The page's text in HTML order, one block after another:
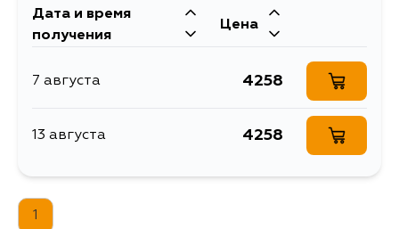
Дата и время
получения
Цена
7 августа 4258
13 августа 4258
1